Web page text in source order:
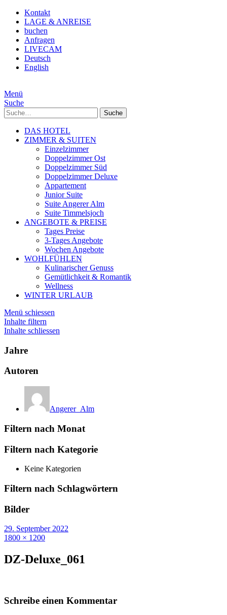
Kontakt
LAGE & ANREISE
buchen
Anfragen
LIVECAM
Deutsch
English
Menü
Suche
Suche
DAS HOTEL
ZIMMER & SUITEN
Einzelzimmer
Doppelzimmer Ost
Doppelzimmer Süd
Doppelzimmer Deluxe
Appartement
Junior Suite
Suite Angerer Alm
Suite Timmelsjoch
ANGEBOTE & PREISE
Tages Preise
3-Tages Angebote
Wochen Angebote
WOHLFÜHLEN
Kulinarischer Genuss
Gemütlichkeit & Romantik
Wellness
WINTER URLAUB
Menü schiessen
Inhalte filtern
Inhalte schliessen
Jahre
Autoren
Angerer_Alm
Filtern nach Monat
Filtern nach Kategorie
Keine Kategorien
Filtern nach Schlagwörtern
Bilder
29. September 2022
1800 × 1200
DZ-Deluxe_061
Schreibe einen Kommentar